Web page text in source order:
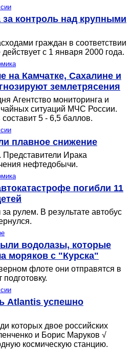
контроль над крупными
граждан в соответствии
с 1 января 2000 года.
на Камчатке, Сахалине и
землетрясения
Агентство мониторинга и
ситуаций МЧС России.
5 - 6,5 баллов.
плавное снижение
Представители Ирака
нефтедобычи.
погибли 11
рулем. В результате автобус
водолазы, которые
моряков с "Курска"
флоте они отправятся в
Atlantis успешно
которых двое российских
и Борис Маруков √
космическую станцию.